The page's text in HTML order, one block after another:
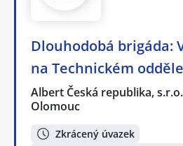
Dlouhodobá brigáda:
na Technickém
Albert Česká republika, s.r.o.
Olomouc
Zkrácený úvazek